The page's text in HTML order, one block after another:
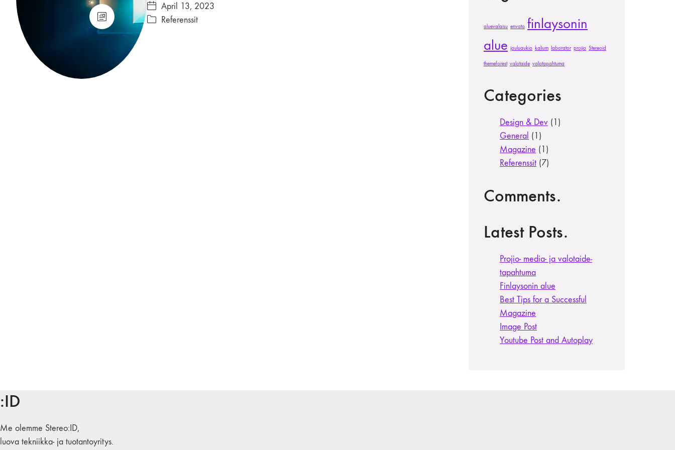
April 13, 2023
Referenssit
aluevalaisu envato finlaysonin
alue jouluaukio kalium laborator projio Stereoid
themeforest valotaide valotapahtuma
Categories
Design & Dev (1)
General (1)
Magazine (1)
Referenssit (7)
Comments.
Latest Posts.
Projio- media- ja valotaide­
tapahtuma
Finlaysonin alue
Best Tips for a Successful
Magazine
Image Post
Youtube Post and Autoplay
:ID
Me olemme Stereo:ID,
luova tekniikka- ja tuotantoyritys.